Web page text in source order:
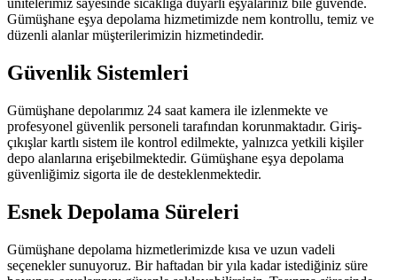
ünitelerimiz sayesinde sıcaklığa duyarlı eşyalarınız bile güvende.
Gümüşhane eşya depolama hizmetimizde nem kontrollu, temiz ve
düzenli alanlar müşterilerimizin hizmetindedir.
Güvenlik Sistemleri
Gümüşhane depolarımız 24 saat kamera ile izlenmekte ve
profesyonel güvenlik personeli tarafından korunmaktadır. Giriş-
çıkışlar kartlı sistem ile kontrol edilmekte, yalnızca yetkili kişiler
depo alanlarına erişebilmektedir. Gümüşhane eşya depolama
güvenliğimiz sigorta ile de desteklenmektedir.
Esnek Depolama Süreleri
Gümüşhane depolama hizmetlerimizde kısa ve uzun vadeli
seçenekler sunuyoruz. Bir haftadan bir yıla kadar istediğiniz süre